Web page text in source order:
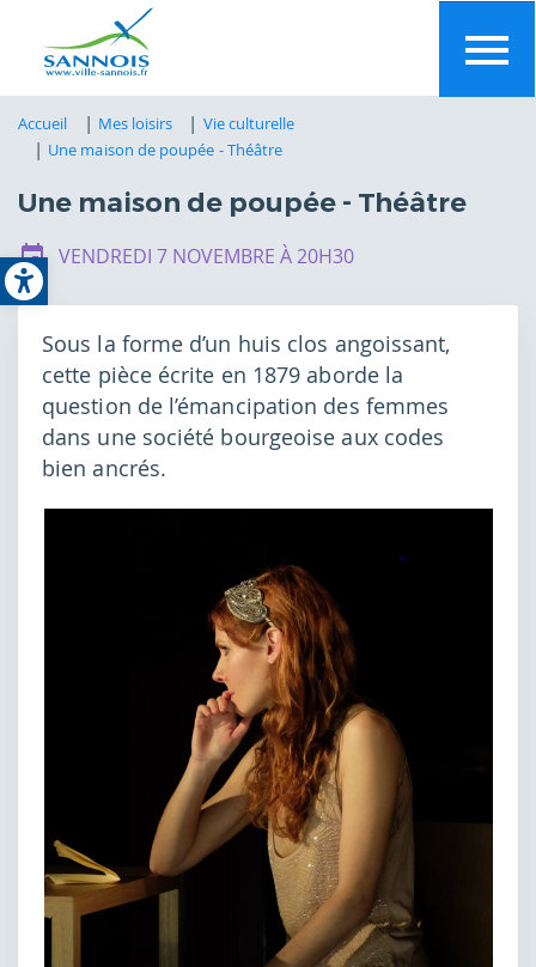
Open toolbar
Accueil Mes loisirs
Vie culturelle
Une maison de poupée - Théâtre
Une maison de poupée - Théâtre
VENDREDI 7 NOVEMBRE À 20H30
Sous la forme d’un huis clos angoissant,
cette pièce écrite en 1879 aborde la
question de l’émancipation des femmes
dans une société bourgeoise aux codes
bien ancrés.